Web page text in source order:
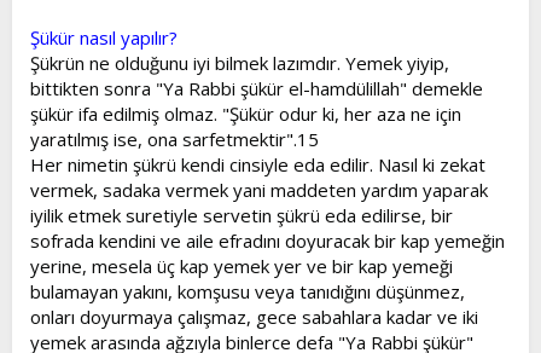
Şükür nasıl yapılır?
Şükrün ne olduğunu iyi bilmek lazımdır. Yemek yiyip,
bittikten sonra "Ya Rabbi şükür el-hamdülillah" demekle
şükür ifa edilmiş olmaz. "Şükür odur ki, her aza ne için
yaratılmış ise, ona sarfetmektir".15
Her nimetin şükrü kendi cinsiyle eda edilir. Nasıl ki zekat
vermek, sadaka vermek yani maddeten yardım yaparak
iyilik etmek suretiyle servetin şükrü eda edilirse, bir
sofrada kendini ve aile efradını doyuracak bir kap yemeğin
yerine, mesela üç kap yemek yer ve bir kap yemeği
bulamayan yakını, komşusu veya tanıdığını düşünmez,
onları doyurmaya çalışmaz, gece sabahlara kadar ve iki
yemek arasında ağzıyla binlerce defa "Ya Rabbi şükür"